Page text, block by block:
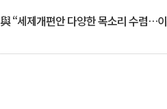
與 “세제개편안 다양한 목소리 수렴…